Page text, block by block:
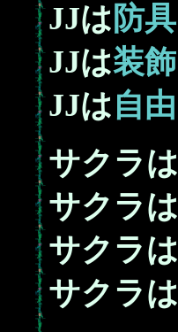
JJは 防具
JJは装飾
JJは自由
サクラは
サクラは
サクラは
サクラは